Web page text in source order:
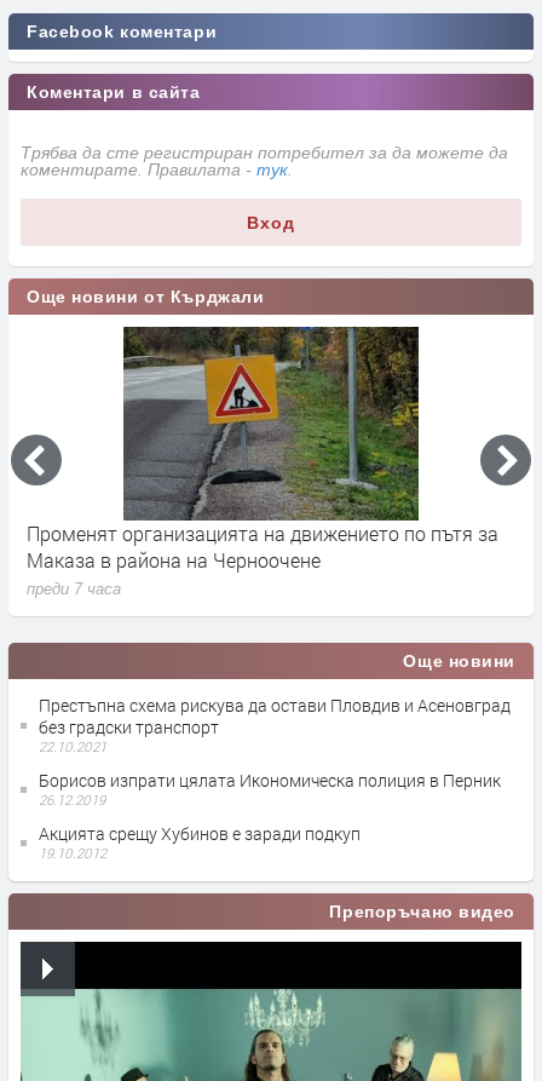
Facebook коментари
Коментари в сайта
Трябва да сте регистриран потребител за да можете да
коментирате. Правилата - тук
Вход
Още новини от Кърджали
Променят организацията на движението по пътя за
Маказа в района на Черноочене
преди 7 часа
Още новини
Престъпна схема рискува да остави Пловдив и Асеновград
без градски транспорт
22.10.2021
Борисов изпрати цялата Икономическа полиция в Перник
26.12.2019
Акцията срещу Хубинов е заради подкуп
19.10.2012
Препоръчано видео